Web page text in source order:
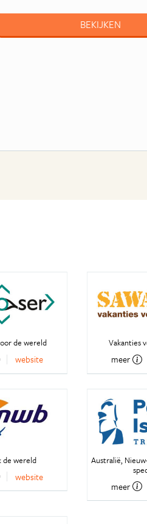
BEKIJKEN
de wereld
website
Vakanties
meer
de wereld
website
Australië,
meer